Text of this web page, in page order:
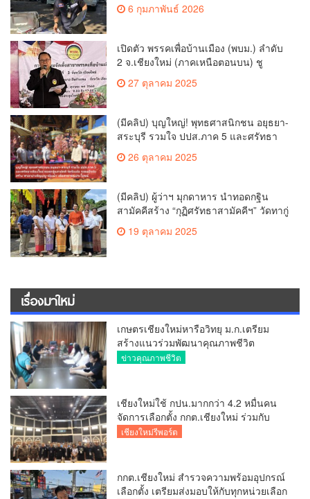
6 กุมภาพันธ์ 2026
เปิดตัว พรรคเพื่อบ้านเมือง (พบม.) ลำดับ
2 จ.เชียงใหม่ (ภาคเหนือตอนบน) ชู
เกษตรกร สร้างสวัสดิการ-อาชีพที่มั่นคง
เผาทำลายยาเสพติดทิ้งทันทีหากจับได้
27 ตุลาคม 2025
(มีคลิป) บุญใหญ่! พุทธศาสนิกชน อยุธยา-
สระบุรี รวมใจ ปปส.ภาค 5 และศรัทธา
เชียงใหม่ ทอดกฐินสามัคคี วัดร้องอ้อ
26 ตุลาคม 2025
(มีคลิป) ผู้ว่าฯ มุกดาหาร นำทอดกฐิน
สามัคคีสร้าง “กุฏิศรัทธาสามัคคีฯ” วัดทากู่
แก้วลำพูน ยอดปัจจัย 5 แสนกว่าบาท
19 ตุลาคม 2025
เรื่องมาใหม่
เกษตรเชียงใหม่หารือวิทยุ ม.ก.เตรียม
สร้างแนวร่วมพัฒนาคุณภาพชีวิต
เกษตรกร สื่อสารข้อมูลถูกต้องขับเคลื่อน
ข่าวคุณภาพชีวิต
เชียงใหม่ใช้ กปน.มากกว่า 4.2 หมื่นคน
จัดการเลือกตั้ง กกต.เชียงใหม่ ร่วมกับ
นายอำเภอหางดง ตรวจความเรียบร้อย
เชียงใหม่รีพอร์ต
กกต.เชียงใหม่ สำรวจความพร้อมอุปกรณ์
เลือกตั้ง เตรียมส่งมอบให้กับทุกหน่วยเลือก